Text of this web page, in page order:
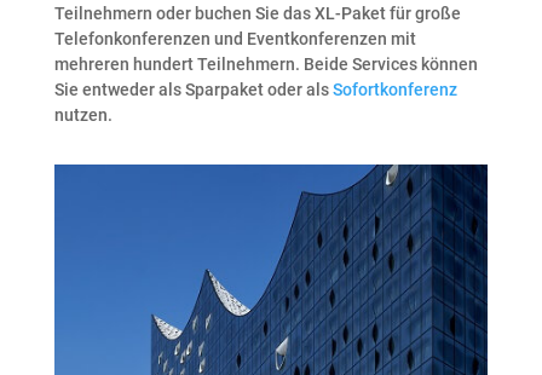
Teilnehmern oder buchen Sie das XL-Paket für große
Telefonkonferenzen und Eventkonferenzen mit
mehreren hundert Teilnehmern. Beide Services können
Sie entweder als Sparpaket oder alsSofortkonferenz
nutzen.